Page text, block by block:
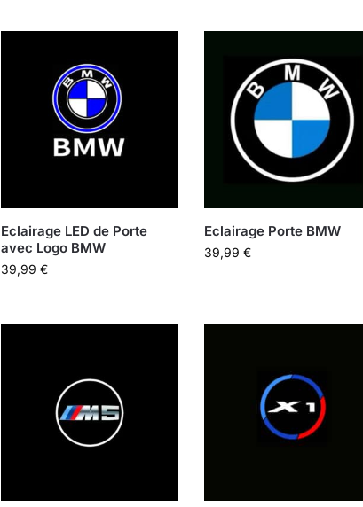
Eclairage LED de Porte
avec Logo BMW
39,99 €
Eclairage Porte BMW
39,99€